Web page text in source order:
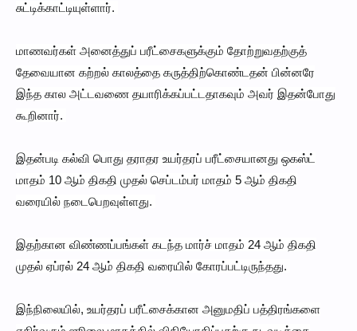
சுட்டிக்காட்டியுள்ளார்.
மாணவர்கள் அனைத்துப் பரீட்சைகளுக்கும் தோற்றுவதற்குத்
தேவையான கற்றல் காலத்தை கருத்திற்கொண்டதன் பின்னரே
இந்த கால அட்டவணை தயாரிக்கப்பட்டதாகவும் அவர் இதன்போது
கூறினார்.
இதன்படி கல்வி பொது தராதர உயர்தரப் பரீட்சையானது ஒகஸ்ட்
மாதம் 10 ஆம் திகதி முதல் செப்டம்பர் மாதம் 5 ஆம் திகதி
வரையில் நடைபெறவுள்ளது.
இதற்கான விண்ணப்பங்கள் கடந்த மார்ச் மாதம் 24 ஆம் திகதி
முதல் ஏப்ரல் 24 ஆம் திகதி வரையில் கோரப்பட்டிருந்தது.
இந்நிலையில், உயர்தரப் பரீட்சைக்கான அனுமதிப் பத்திரங்களை